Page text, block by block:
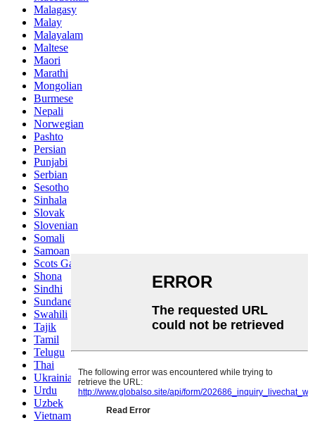
Malagasy
Malay
Malayalam
Maltese
Maori
Marathi
Mongolian
Burmese
Nepali
Norwegian
Pashto
Persian
Punjabi
Serbian
Sesotho
Sinhala
Slovak
Slovenian
Somali
Samoan
Scots Gaelic
Shona
Sindhi
Sundanese
Swahili
Tajik
Tamil
Telugu
Thai
Ukrainian
Urdu
Uzbek
Vietnamese